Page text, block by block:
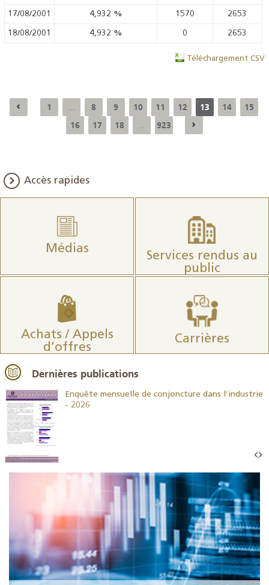
17/08/2001 4,932 % 1570 2653
18/08/2001 4,932 % 0 2653
Téléchargement CSV
1 8 9 10 11 12 13 14
15
16
17 18 923
Accès rapides
Médias
Services rendus au
public
Achats / Appels
d’offres
Carrières
Dernières publications
Enquête mensuelle de conjoncture dans l’industrie
- 2026